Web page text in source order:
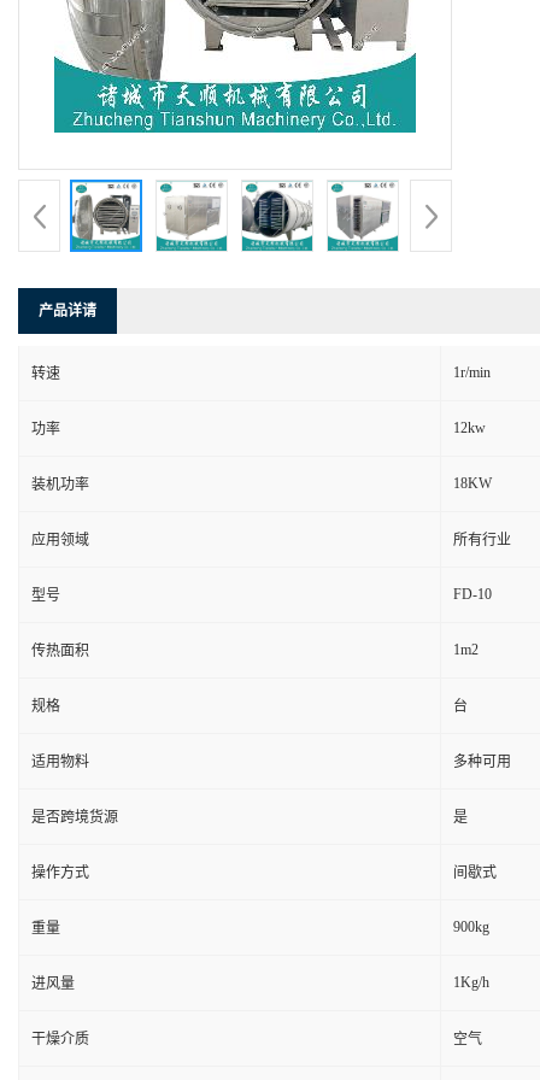
产品详请
转速 1r/min
功率 12kw
装机功率 18KW
应用领域 所有行业
型号 FD-10
传热面积 1m2
规格 台
适用物料 多种可用
是否跨境货源 是
操作方式 间歇式
重量 900kg
进风量 1Kg/h
干燥介质 空气